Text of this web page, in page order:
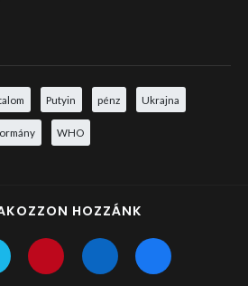
Putyin pénz Ukrajna
WHO
HOZZÁNK